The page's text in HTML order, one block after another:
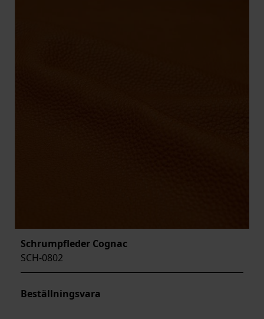
Schrumpfleder Cognac
SCH-0802
Beställningsvara